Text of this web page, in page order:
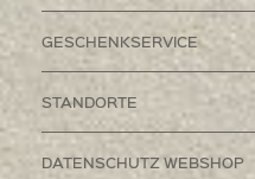
GESCHENKSERVICE
STANDORTE
DATENSCHUTZ WEBSHOP